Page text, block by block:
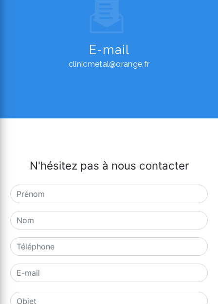
E-mail
clinicmetal@orange.fr
N'hésitez pas à nous contacter